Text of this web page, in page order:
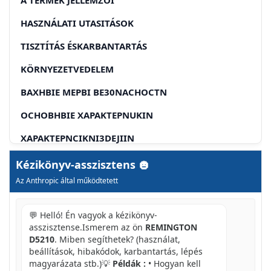
HASZNÁLATI UTASITÁSOK
TISZTÍTÁS ÉSKARBANTARTÁS
KÖRNYEZETVEDELEM
BAXHBIE MEPBI BE30NACHOCTN
OCHOBHBIE XAPAKTEPNUKIN
XAPAKTEPNCIKNI3DEJIIN
INHCTPYKLIINIO N3KCNJYATAUIN
YHCTKA N OBCJLYXUBAHNE
Kézikönyv-asszisztens
Az Anthropic által működtetett
💬 Helló! Én vagyok a kézikönyv-
asszisztense.Ismerem az ön REMINGTON
D5210. Miben segíthetek? (használat,
beállítások, hibakódok, karbantartás, lépés
magyarázata stb.)💡 Példák : • Hogyan kell